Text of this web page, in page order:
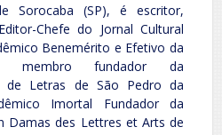
Sorocaba (SP), é escritor,
Chefe do Jornal Cultural
Benemérito e Efetivo da
membro fundador da
de Letras de São Pedro da
Imortal Fundador da
Damas des Lettres et Arts de